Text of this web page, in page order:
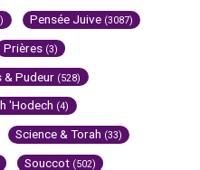
Pensée Juive (3087)
Prières (3)
& Pudeur (528)
'Hodech (4)
Science & Torah (33)
Souccot (502)